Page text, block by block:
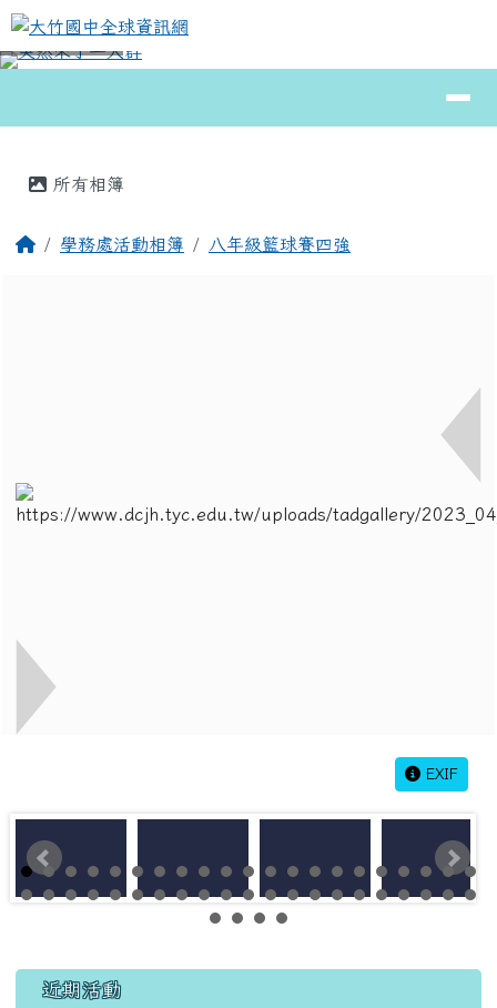
跳至主內容區
大竹國中全球資訊網
⏸
所有相簿
回首頁學務處活動相簿 八年級籃球賽四強
EXIF
左邊區域內容
近期活動